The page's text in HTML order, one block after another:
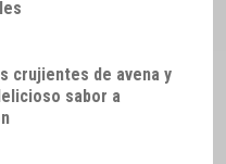
crujientes de avena y
sabor a